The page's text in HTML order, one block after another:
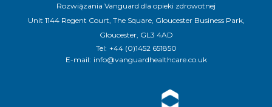
Rozwiązania Vanguard dla opieki zdrowotnej
Unit 1144 Regent Court, The Square, Gloucester Business Park,
Gloucester, GL3 4AD
Tel: +44 (0)1452 651850
E-mail: info@vanguardhealthcare.co.uk